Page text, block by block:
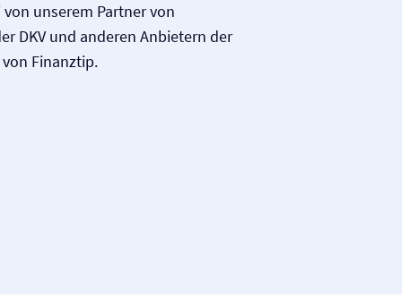
unserem Partner von
DKV und anderen Anbietern der
Finanztip.